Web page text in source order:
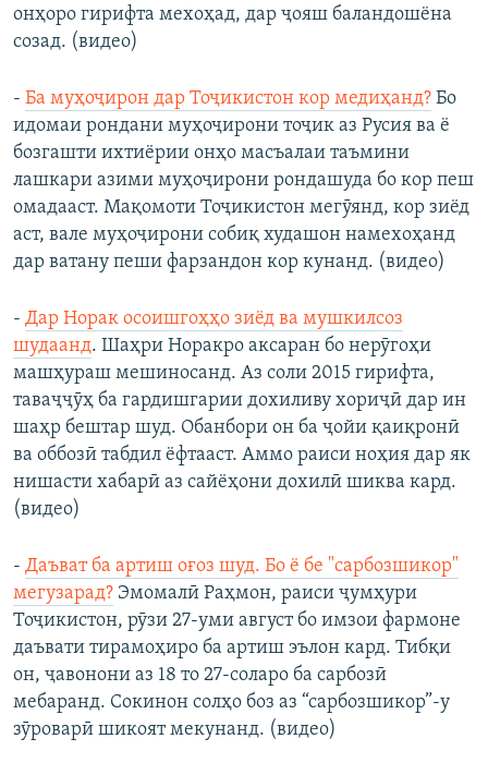
онҳоро гирифта мехоҳад, дар ҷояш баландошёна
созад. (видео)
- Ба муҳоҷирон дар Тоҷикистон кор медиҳанд? Бо
идомаи рондани муҳоҷирони тоҷик аз Русия ва ё
бозгашти ихтиёрии онҳо масъалаи таъмини
лашкари азими муҳоҷирони рондашуда бо кор пеш
омадааст. Мақомоти Тоҷикистон мегӯянд, кор зиёд
аст, вале муҳоҷирони собиқ худашон намехоҳанд
дар ватану пеши фарзандон кор кунанд. (видео)
- Дар Норак осоишгоҳҳо зиёд ва мушкилсоз
шудаанд. Шаҳри Норакро аксаран бо нерӯгоҳи
машҳураш мешиносанд. Аз соли 2015 гирифта,
таваҷҷӯҳ ба гардишгарии дохиливу хориҷӣ дар ин
шаҳр бештар шуд. Обанбори он ба ҷойи қаиқронӣ
ва оббозӣ табдил ёфтааст. Аммо раиси ноҳия дар як
нишасти хабарӣ аз сайёҳони дохилӣ шиква кард.
(видео)
- Даъват ба артиш оғоз шуд. Бо ё бе "сарбозшикор"
мегузарад? Эмомалӣ Раҳмон, раиси ҷумҳури
Тоҷикистон, рӯзи 27-уми август бо имзои фармоне
даъвати тирамоҳиро ба артиш эълон кард. Тибқи
он, ҷавонони аз 18 то 27-соларо ба сарбозӣ
мебаранд. Сокинон солҳо боз аз “сарбозшикор”-у
зӯроварӣ шикоят мекунанд. (видео)